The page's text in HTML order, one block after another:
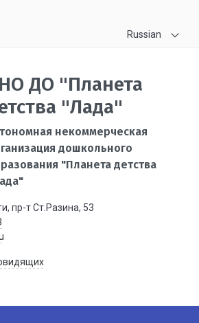
Russian
ДО "Планета
"Лада"
некоммерческая
дошкольного
"Планета детства
пр-т Ст.Разина, 53